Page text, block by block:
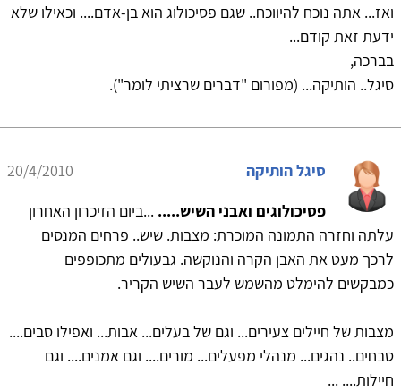
ואז... אתה נוכח להיווכח.. שגם פסיכולוג הוא בן-אדם.... וכאילו שלא
ידעת זאת קודם...
בברכה,
סיגל.. הותיקה... (מפורום "דברים שרציתי לומר").
סיגל הותיקה
20/4/2010
פסיכולוגים ואבני השיש..... ...ביום הזיכרון האחרון
עלתה וחזרה התמונה המוכרת: מצבות. שיש.. פרחים המנסים
לרכך מעט את האבן הקרה והנוקשה. גבעולים מתכופפים
כמבקשים להימלט מהשמש לעבר השיש הקריר.
מצבות של חיילים צעירים... וגם של בעלים... אבות... ואפילו סבים....
טבחים.. נהגים... מנהלי מפעלים... מורים.... וגם אמנים.... וגם
חיילות.... ...